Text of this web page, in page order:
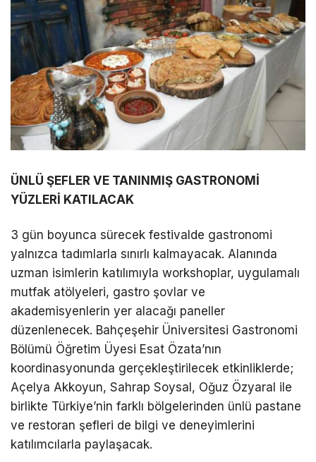
ÜNLÜ ŞEFLER VE TANINMIŞ GASTRONOMİ
YÜZLERİ KATILACAK
3 gün boyunca sürecek festivalde gastronomi
yalnızca tadımlarla sınırlı kalmayacak. Alanında
uzman isimlerin katılımıyla workshoplar, uygulamalı
mutfak atölyeleri, gastro şovlar ve
akademisyenlerin yer alacağı paneller
düzenlenecek. Bahçeşehir Üniversitesi Gastronomi
Bölümü Öğretim Üyesi Esat Özata’nın
koordinasyonunda gerçekleştirilecek etkinliklerde;
Açelya Akkoyun, Sahrap Soysal, Oğuz Özyaral ile
birlikte Türkiye’nin farklı bölgelerinden ünlü pastane
ve restoran şefleri de bilgi ve deneyimlerini
katılımcılarla paylaşacak.